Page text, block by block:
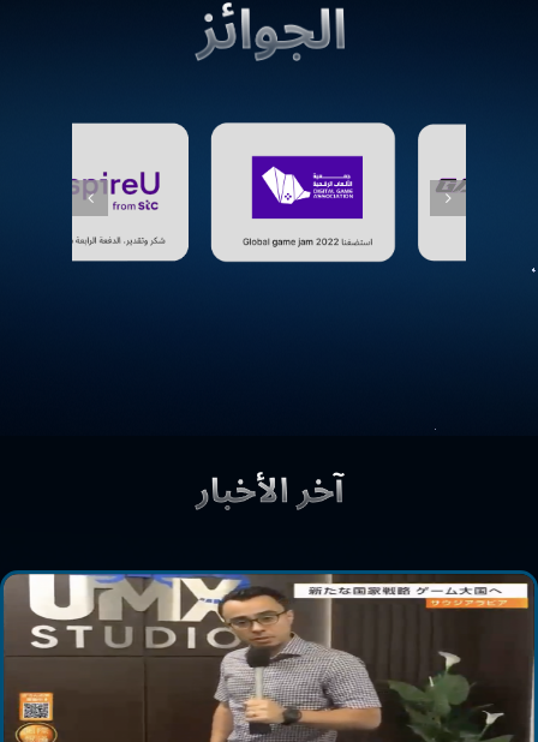
من السعودية إلى العالم: تقرير ياباني يسلّط
الضوء على نجاح شركتنا في صناعة الألعاب